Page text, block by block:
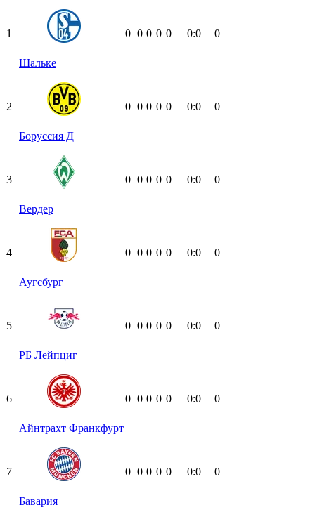
1
Шальке
0 0 0 0 0 0:0 0
2
Боруссия Д
0 0 0 0 0 0:0 0
3
Вердер
0 0 0 0 0 0:0 0
4
Аугсбург
0 0 0 0 0 0:0 0
5
РБ Лейпциг
0 0 0 0 0 0:0 0
6
Айнтрахт Франкфурт
0 0 0 0 0 0:0 0
7
Бавария
0 0 0 0 0 0:0 0